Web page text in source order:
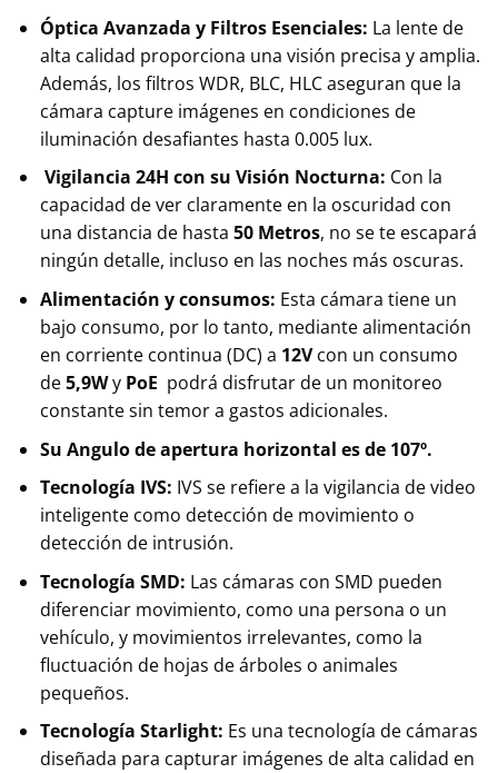
Óptica Avanzada y Filtros Esenciales: La lente de
alta calidad proporciona una visión precisa y amplia.
Además, los filtros WDR, BLC, HLC aseguran que la
cámara capture imágenes en condiciones de
iluminación desafiantes hasta 0.005 lux.
Vigilancia 24H con su Visión Nocturna: Con la
capacidad de ver claramente en la oscuridad con
una distancia de hasta 50 Metros, no se te escapará
ningún detalle, incluso en las noches más oscuras.
Alimentación y consumos: Esta cámara tiene un
bajo consumo, por lo tanto, mediante alimentación
en corriente continua (DC) a 12Vcon un consumo
de5,9Wy PoE podrá disfrutar de un monitoreo
constante sin temor a gastos adicionales.
Su Angulo de apertura horizontal es de 107º.
Tecnología IVS: IVS se refiere a la vigilancia de video
inteligente como detección de movimiento o
detección de intrusión.
Tecnología SMD: Las cámaras con SMD pueden
diferenciar movimiento, como una persona o un
vehículo, y movimientos irrelevantes, como la
fluctuación de hojas de árboles o animales
pequeños.
Tecnología Starlight: Es una tecnología de cámaras
diseñada para capturar imágenes de alta calidad en